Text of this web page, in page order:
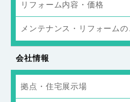
リフォーム内容・価格
メンテナンス・リフォームの
会社情報
拠点・住宅展示場